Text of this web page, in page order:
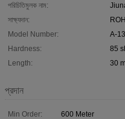
পরিচিতিমুলক নাম:
সাক্ষ্যদান:
Model Number:
A-
Hardness:
85
Length:
30
প্রদান
Min Order:
600 Meter